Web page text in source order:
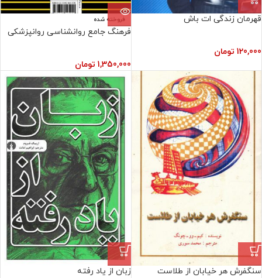
قهرمان زندگی ات باش
120,000 تومان
فروخته شده
فرهنگ جامع روانشناسی روانپزشکی
1,350,000 تومان
سنگفرش هر خیابان از طلاست زبان از یاد رفته